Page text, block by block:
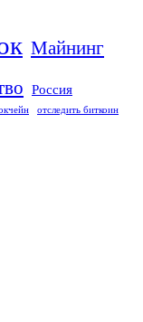
Майнинг
Россия
отследить биткоин